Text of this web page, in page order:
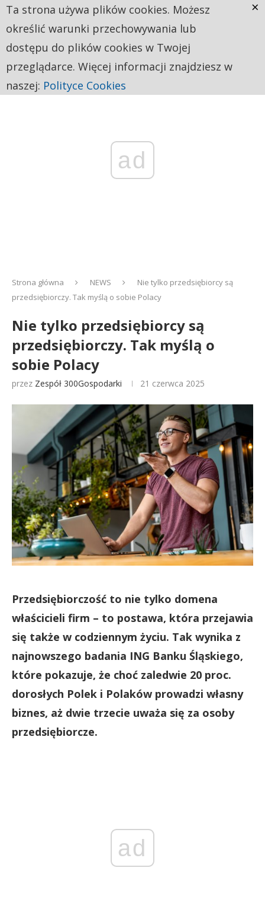
ad
Strona główna NEWS
Nie tylko przedsiębiorcy są
przedsiębiorczy. Tak myślą o sobie Polacy
Nie tylko przedsiębiorcy są
przedsiębiorczy. Tak myślą o
sobie Polacy
przez Zespół 300Gospodarki 21 czerwca 2025
Przedsiębiorczość to nie tylko domena
właścicieli firm – to postawa, która przejawia
się także w codziennym życiu. Tak wynika z
najnowszego badania ING Banku Śląskiego,
które pokazuje, że choć zaledwie 20 proc.
dorosłych Polek i Polaków prowadzi własny
biznes, aż dwie trzecie uważa się za osoby
przedsiębiorcze.
ad
Ta strona używa plików cookies. Możesz
określić warunki przechowywania lub
dostępu do plików cookies w Twojej
przeglądarce. Więcej informacji znajdziesz w
naszej: Polityce Cookies
×